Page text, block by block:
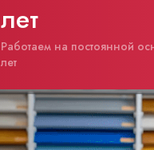
лет
Работаем на постоянной
лет